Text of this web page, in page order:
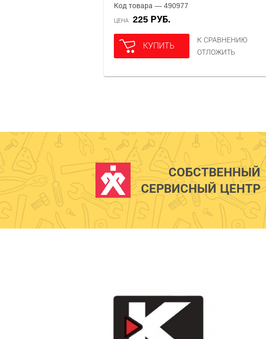
Код товара — 490977
ЦЕНА 225 РУБ.
КУПИТЬ
К СРАВНЕНИЮ
ОТЛОЖИТЬ
СОБСТВЕННЫЙ
СЕРВИСНЫЙ ЦЕНТР